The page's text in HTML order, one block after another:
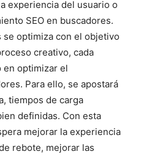
experiencia del usuario o
SEO en buscadores.
se optimiza con el objetivo
creativo, cada
en optimizar el
Para ello, se apostará
tiempos de carga
definidas. Con esta
mejorar la experiencia
rebote, mejorar las